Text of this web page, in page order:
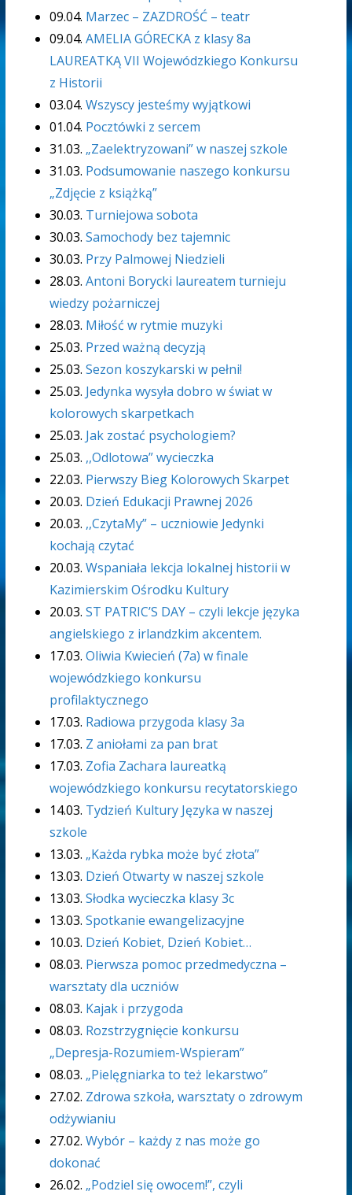
09.04. Marzec – ZAZDROŚĆ – teatr
09.04. AMELIA GÓRECKA z klasy 8a
LAUREATKĄ VII Wojewódzkiego Konkursu
z Historii
03.04. Wszyscy jesteśmy wyjątkowi
01.04. Pocztówki z sercem
31.03. „Zaelektryzowani” w naszej szkole
31.03. Podsumowanie naszego konkursu
„Zdjęcie z książką”
30.03. Turniejowa sobota
30.03. Samochody bez tajemnic
30.03. Przy Palmowej Niedzieli
28.03. Antoni Borycki laureatem turnieju
wiedzy pożarniczej
28.03. Miłość w rytmie muzyki
25.03. Przed ważną decyzją
25.03. Sezon koszykarski w pełni!
25.03. Jedynka wysyła dobro w świat w
kolorowych skarpetkach
25.03. Jak zostać psychologiem?
25.03. ,,Odlotowa” wycieczka
22.03. Pierwszy Bieg Kolorowych Skarpet
20.03. Dzień Edukacji Prawnej 2026
20.03. ,,CzytaMy” – uczniowie Jedynki
kochają czytać
20.03. Wspaniała lekcja lokalnej historii w
Kazimierskim Ośrodku Kultury
20.03. ST PATRIC’S DAY – czyli lekcje języka
angielskiego z irlandzkim akcentem.
17.03. Oliwia Kwiecień (7a) w finale
wojewódzkiego konkursu
profilaktycznego
17.03. Radiowa przygoda klasy 3a
17.03. Z aniołami za pan brat
17.03. Zofia Zachara laureatką
wojewódzkiego konkursu recytatorskiego
14.03. Tydzień Kultury Języka w naszej
szkole
13.03. „Każda rybka może być złota”
13.03. Dzień Otwarty w naszej szkole
13.03. Słodka wycieczka klasy 3c
13.03. Spotkanie ewangelizacyjne
10.03. Dzień Kobiet, Dzień Kobiet…
08.03. Pierwsza pomoc przedmedyczna –
warsztaty dla uczniów
08.03. Kajak i przygoda
08.03. Rozstrzygnięcie konkursu
„Depresja-Rozumiem-Wspieram”
08.03. „Pielęgniarka to też lekarstwo”
27.02. Zdrowa szkoła, warsztaty o zdrowym
odżywianiu
27.02. Wybór – każdy z nas może go
dokonać
26.02. „Podziel się owocem!”, czyli